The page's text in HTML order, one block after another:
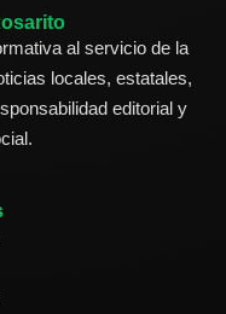
al servicio de la
locales, estatales,
editorial y